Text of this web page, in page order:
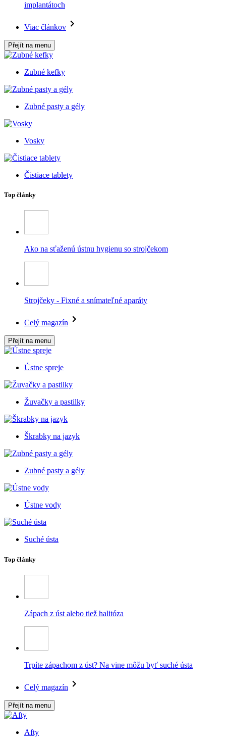
implantátoch
Viac článkov
Přejít na menu
Zubné kefky
Zubné pasty a gély
Vosky
Čistiace tablety
Top články
Ako na sťaženú ústnu hygienu so strojčekom
Strojčeky - Fixné a snímateľné aparáty
Celý magazín
Přejít na menu
Ústne spreje
Žuvačky a pastilky
Škrabky na jazyk
Zubné pasty a gély
Ústne vody
Suché ústa
Top články
Zápach z úst alebo tiež halitóza
Trpíte zápachom z úst? Na vine môžu byť suché ústa
Celý magazín
Přejít na menu
Afty